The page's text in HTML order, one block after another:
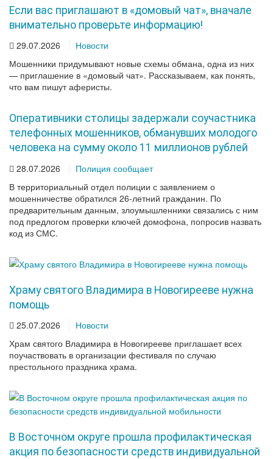
Если вас приглашают в «домовый чат», вначале
внимательно проверьте информацию!
29.07.2026
Новости
Мошенники придумывают новые схемы обмана, одна из них
— приглашение в «домовый чат». Рассказываем, как понять,
что вам пишут аферисты.
Оперативники столицы задержали соучастника
телефонных мошенников, обманувших молодого
человека на сумму около 11 миллионов рублей
28.07.2026
Полиция сообщает
В территориальный отдел полиции с заявлением о
мошенничестве обратился 26-летний гражданин. По
предварительным данным, злоумышленники связались с ним
под предлогом проверки ключей домофона, попросив назвать
код из СМС.
Храму святого Владимира в Новогирееве нужна
помощь
25.07.2026
Новости
Храм святого Владимира в Новогирееве приглашает всех
поучаствовать в организации фестиваля по случаю
престольного праздника храма.
В Восточном округе прошла профилактическая
акция по безопасности средств индивидуальной